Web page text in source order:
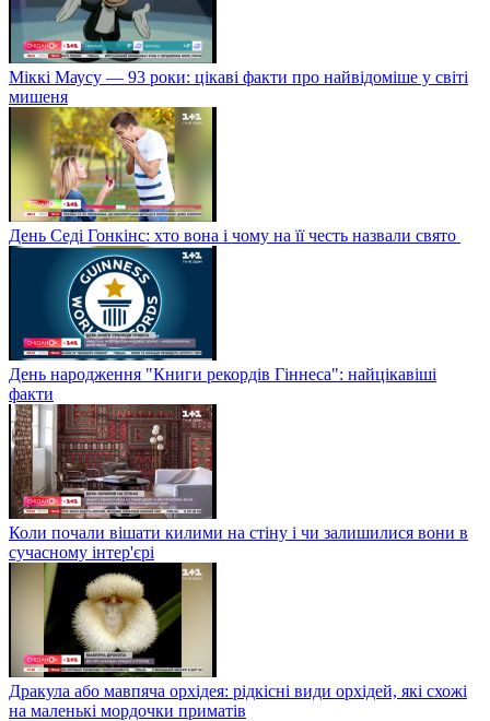
Міккі Маусу — 93 роки: цікаві факти про найвідоміше у світі
мишеня
День Седі Гонкінс: хто вона і чому на її честь назвали свято
День народження "Книги рекордів Гіннеса": найцікавіші
факти
Коли почали вішати килими на стіну і чи залишилися вони в
сучасному інтер'єрі
Дракула або мавпяча орхідея: рідкісні види орхідей, які схожі
на маленькі мордочки приматів